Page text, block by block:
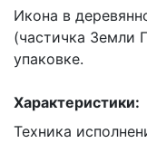
Икона в
(частичка Земли
упаковке.
Характеристики:
Техника